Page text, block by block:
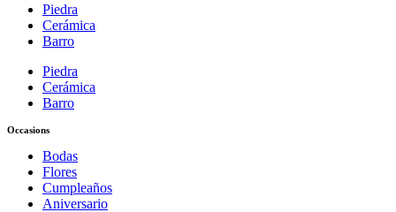
Piedra
Cerámica
Barro
Piedra
Cerámica
Barro
Occasions
Bodas
Flores
Cumpleaños
Aniversario